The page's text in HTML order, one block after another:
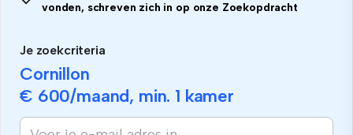
vonden, schreven zich in op onze Zoekopdracht
Je zoekcriteria
Cornillon
€ 600/maand, min. 1 kamer
Als